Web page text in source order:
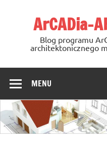
ArCADia-
Blog programu
architektonicznego
MENU